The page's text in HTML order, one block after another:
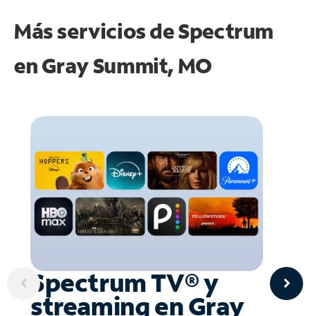
Más servicios de Spectrum
enGray Summit, MO
Spectrum TV® y
streaming en Gray